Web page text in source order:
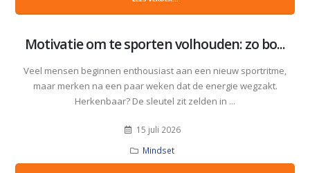
Motivatie om te sporten volhouden: zo bo...
Veel mensen beginnen enthousiast aan een nieuw sportritme,
maar merken na een paar weken dat de energie wegzakt.
Herkenbaar? De sleutel zit zelden in ...
15 juli 2026
Mindset